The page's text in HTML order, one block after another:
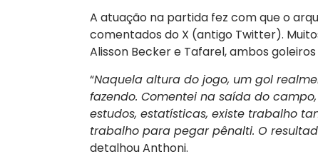
A atuação na partida fez com que o
comentados do X (antigo Twitter).
Alisson Becker e Tafarel, ambos
“Naquela altura do jogo, um gol
fazendo. Comentei na saída do
estudos, estatísticas, existe trabalho
trabalho para pegar pênalti. O
detalhou Anthoni.